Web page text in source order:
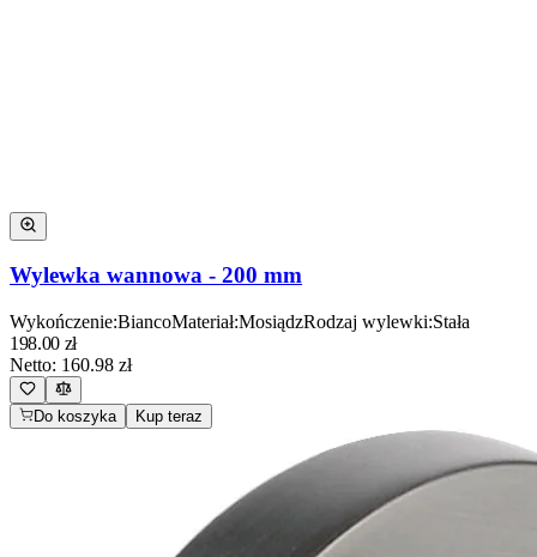
Wylewka wannowa - 200 mm
Wykończenie:BiancoMateriał:MosiądzRodzaj wylewki:Stała
198.00 zł
Netto: 160.98 zł
Do koszyka Kup teraz